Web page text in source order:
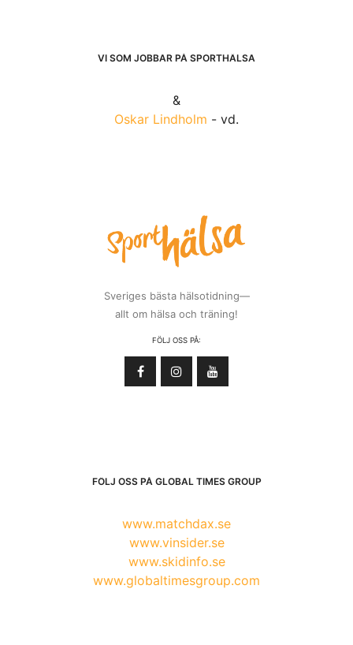
VI SOM JOBBAR PÅ SPORTHÄLSA
&
Oskar Lindholm - vd.
Sveriges bästa hälsotidning—
allt om hälsa och träning!
FÖLJ OSS PÅ:
FÖLJ OSS PÅ GLOBAL TIMES GROUP
www.matchdax.se
www.vinsider.se
www.skidinfo.se
www.globaltimesgroup.com